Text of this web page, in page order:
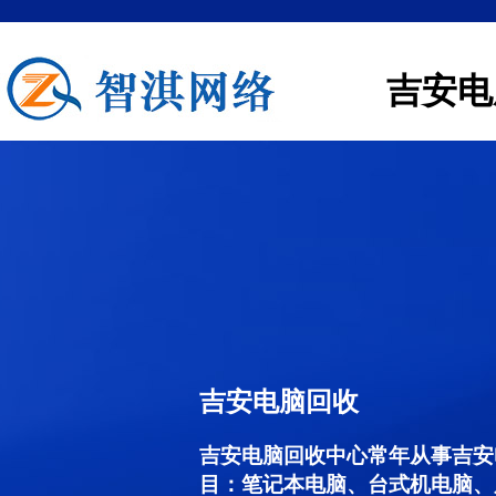
吉安
吉安电脑回收
吉安电脑回收中心常年从事吉
目：笔记本电脑、台式机电脑